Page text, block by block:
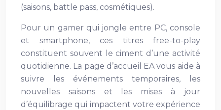
(saisons, battle pass, cosmétiques).
Pour un gamer qui jongle entre PC, console
et smartphone, ces titres free-to-play
constituent souvent le ciment d’une activité
quotidienne. La page d’accueil EA vous aide à
suivre les événements temporaires, les
nouvelles saisons et les mises à jour
d’équilibrage qui impactent votre expérience